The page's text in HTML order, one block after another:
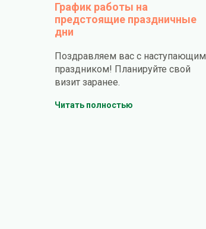
График работы на
предстоящие праздничные
дни
Поздравляем вас с наступающим
праздником! Планируйте свой
визит заранее.
Читать полностью